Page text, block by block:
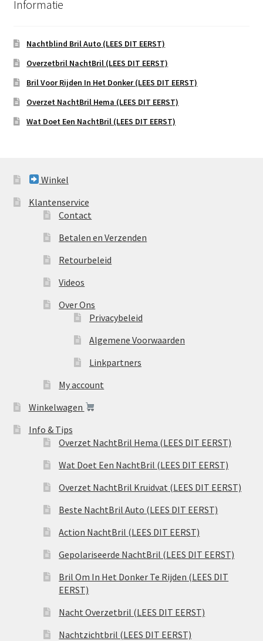
Informatie
Nachtblind Bril Auto (LEES DIT EERST)
Overzetbril NachtBril (LEES DIT EERST)
Bril Voor Rijden In Het Donker (LEES DIT EERST)
Overzet NachtBril Hema (LEES DIT EERST)
Wat Doet Een NachtBril (LEES DIT EERST)
Winkel
Klantenservice
Contact
Betalen en Verzenden
Retourbeleid
Videos
Over Ons
Privacybeleid
Algemene Voorwaarden
Linkpartners
My account
Winkelwagen
Info & Tips
Overzet NachtBril Hema (LEES DIT EERST)
Wat Doet Een NachtBril (LEES DIT EERST)
Overzet NachtBril Kruidvat (LEES DIT EERST)
Beste NachtBril Auto (LEES DIT EERST)
Action NachtBril (LEES DIT EERST)
Gepolariseerde NachtBril (LEES DIT EERST)
Bril Om In Het Donker Te Rijden (LEES DIT
EERST)
Nacht Overzetbril (LEES DIT EERST)
Nachtzichtbril (LEES DIT EERST)